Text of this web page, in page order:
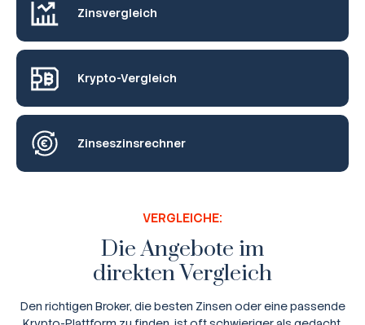
Zinsvergleich
Krypto-Vergleich
Zinseszinsrechner
VERGLEICHE:
Die Angebote im
direkten Vergleich
Den richtigen Broker, die besten Zinsen oder eine passende